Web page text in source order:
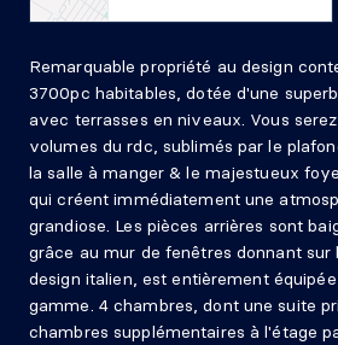
Remarquable propriété au design
3700pc habitables, dotée d'une
avec terrasses en niveaux. Vous
volumes du rdc, sublimés par le
la salle à manger & le majestueux
qui créent immédiatement une
grandiose. Les pièces arrières sont
grâce au mur de fenêtres donnant sur
design italien, est entièrement
gamme. 4 chambres, dont une suite
chambres supplémentaires à l'étage